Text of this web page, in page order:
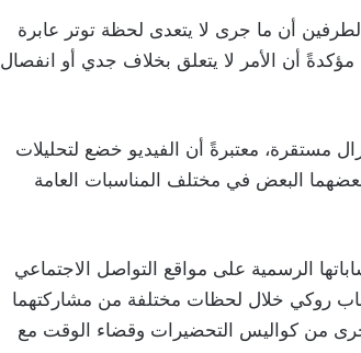
أن ما جرى لا يتعدى لحظة توتر عابرة
أن الأمر لا يتعلق بخلاف جدي أو انفصال
مستقرة، معتبرةً أن الفيديو خضع لتحليلات
البعض في مختلف المناسبات العامة
الرسمية على مواقع التواصل الاجتماعي
إلى جانب آساب روكي خلال لحظات مختلفة من مشاركتهما
من كواليس التحضيرات وقضاء الوقت مع